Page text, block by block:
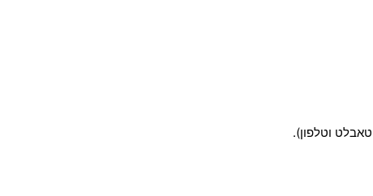
וטלפון).